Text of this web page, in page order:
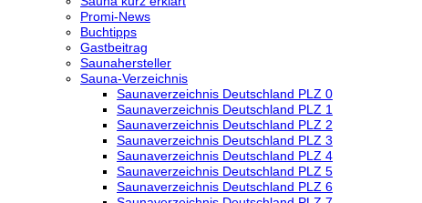
Promi-News
Buchtipps
Gastbeitrag
Saunahersteller
Sauna-Verzeichnis
Saunaverzeichnis Deutschland PLZ 0
Saunaverzeichnis Deutschland PLZ 1
Saunaverzeichnis Deutschland PLZ 2
Saunaverzeichnis Deutschland PLZ 3
Saunaverzeichnis Deutschland PLZ 4
Saunaverzeichnis Deutschland PLZ 5
Saunaverzeichnis Deutschland PLZ 6